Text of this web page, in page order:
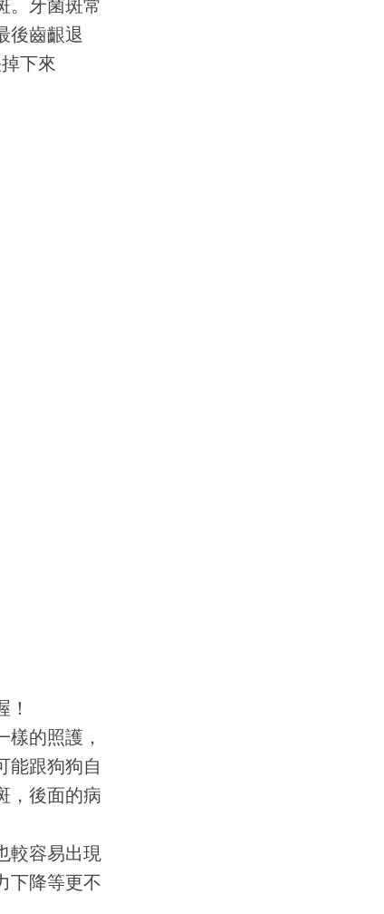
。牙菌斑常
後齒齦退
下來
的照護，
能跟狗狗自
，後面的病
較容易出現
下降等更不